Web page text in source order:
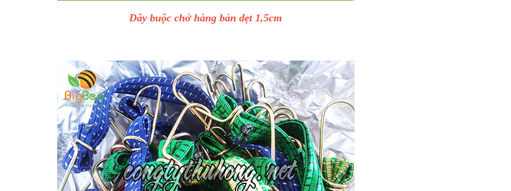
Dây buộc chở hàng bản dẹt 1,5cm